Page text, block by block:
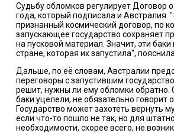
Судьбу обломков регулирует Договор
года, который подписала и Австралия.
признанный космический договор, по
запускающее государство сохраняет
на пусковой материал. Значит, эти
стране, которая их запустила",
Дальше, по её словам, Австралии
переговоры с запустившим
решит, нужны ли ему обломки обратно.
баки уцелели, не обязательно говорит
Государство может захотеть вернуть
если что-то пошло не так, но для
необходимости, скорее всего, не